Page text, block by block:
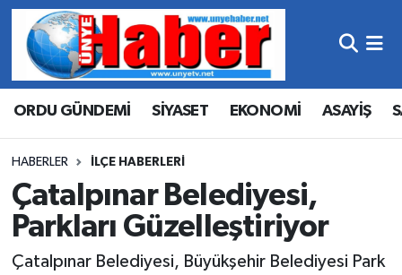
ORDU GÜNDEMİ SİYASET EKONOMİ ASAYİŞ
HABERLER İLÇE HABERLERI
Çatalpınar Belediyesi,
Parkları Güzelleştiriyor
Çatalpınar Belediyesi, Büyükşehir Belediyesi Park
Hava Durumu
Trafik Durumu
Süper Lig Puan Durumu ve Fikstür
Tüm Manşetler